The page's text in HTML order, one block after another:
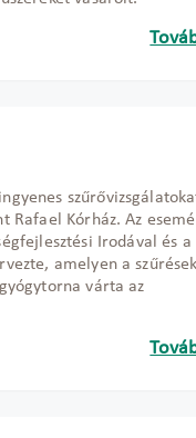
Rafael Kórház. Az
Irodával és a
amelyen a szűrések
várta az